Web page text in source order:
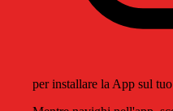
per installare la App sul